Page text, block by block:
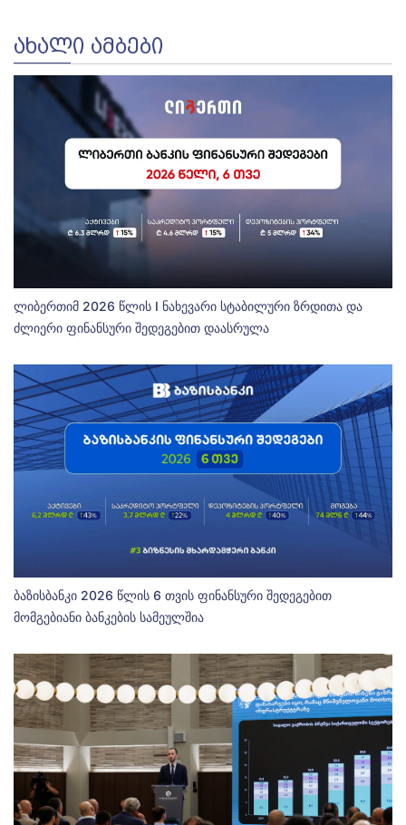
ᲐᲮᲐᲚᲘ ᲐᲛᲑᲔᲑᲘ
ლიბერთიმ 2026 წლის I ნახევარი სტაბილური ზრდითა და
ძლიერი ფინანსური შედეგებით დაასრულა
ბაზისბანკი 2026 წლის 6 თვის ფინანსური შედეგებით
მომგებიანი ბანკების სამეულშია